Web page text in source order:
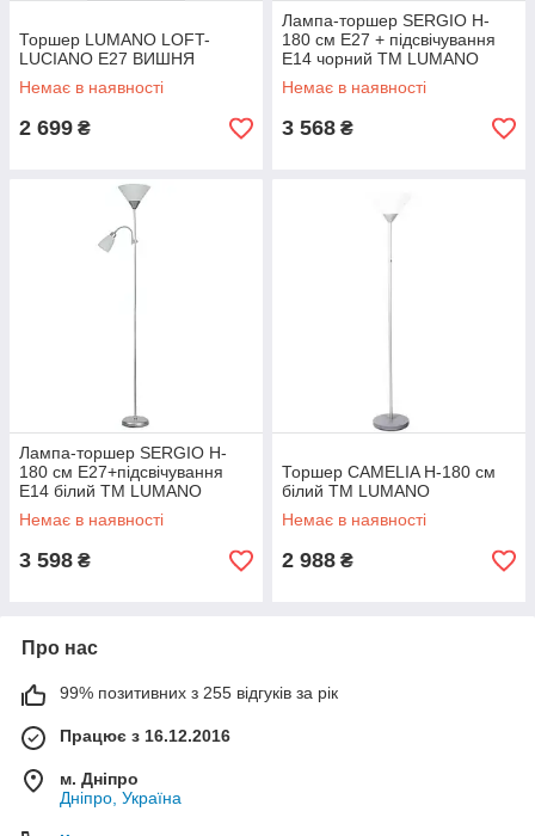
Торшер LUMANO LOFT-
LUCIANO E27 ВИШНЯ
Немає в наявності
2 699 ₴
Лампа-торшер SERGIO H-
180 см Е27 + підсвічування
Е14 чорний TM LUMANO
Немає в наявності
3 568 ₴
Лампа-торшер SERGIO H-
180 см Е27+підсвічування
Е14 білий TM LUMANO
Немає в наявності
3 598 ₴
Торшер CAMELIA H-180 см
білий TM LUMANO
Немає в наявності
2 988 ₴
Про нас
99% позитивних з 255 відгуків за рік
Працює з 16.12.2016
м. Дніпро
Дніпро, Україна